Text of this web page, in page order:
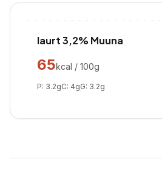
Iaurt 3,2% Muuna
65kcal / 100g
P: 3.2gC: 4gG: 3.2g